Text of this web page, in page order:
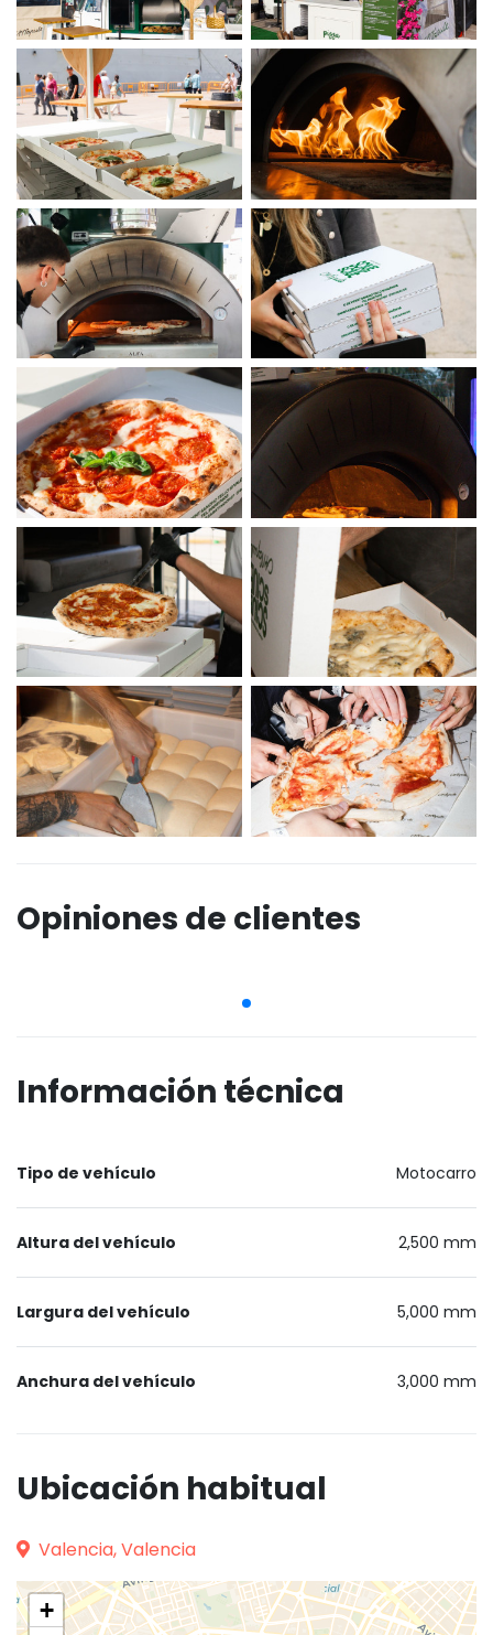
Opiniones de clientes
Información técnica
Tipo de vehículo Motocarro
Altura del vehículo 2,500 mm
Largura del vehículo 5,000 mm
Anchura del vehículo 3,000 mm
Ubicación habitual
Valencia, Valencia
+